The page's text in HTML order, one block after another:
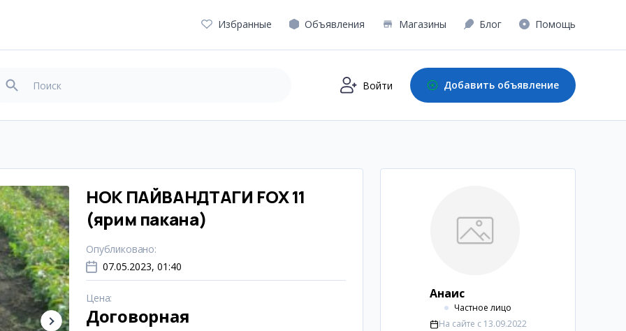
Избранные Объявления Магазины Блог Помощь
Войти Добавить объявление
НОК ПАЙВАНДТАГИ FOX 11
(ярим пакана)
Опубликовано:
07.05.2023, 01:40
Цена:
Договорная
Анаис
Частное лицо
На сайте с 13.09.2022